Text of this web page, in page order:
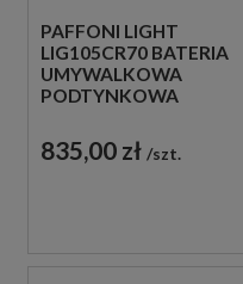
PAFFONI LIGHT
LIG105CR70 BATERIA
UMYWALKOWA
PODTYNKOWA
CHROM
835,00 zł szt.